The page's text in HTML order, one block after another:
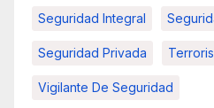
Seguridad Integral
Seguridad Privada
Vigilante De Seguridad